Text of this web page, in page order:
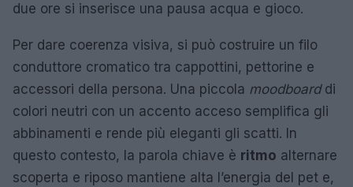
due ore si inserisce una pausa acqua e gioco.
Per dare coerenza visiva, si può costruire un filo
conduttore cromatico tra cappottini, pettorine e
accessori della persona. Una piccola moodboarddi
colori neutri con un accento acceso semplifica gli
abbinamenti e rende più eleganti gli scatti. In
questo contesto, la parola chiave è ritmo alternare
scoperta e riposo mantiene alta l’energia del pet e,